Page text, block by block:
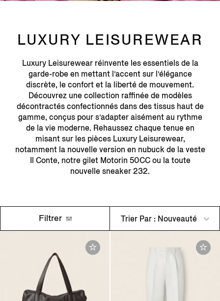
LUXURY LEISUREWEAR
Luxury Leisurewear réinvente les essentiels de la
garde-robe en mettant l’accent sur l’élégance
discrète, le confort et la liberté de mouvement.
Découvrez une collection raffinée de modèles
décontractés confectionnés dans des tissus haut de
gamme, conçus pour s’adapter aisément au rythme
de la vie moderne. Rehaussez chaque tenue en
misant sur les pièces Luxury Leisurewear,
notamment la nouvelle version en nubuck de la veste
Il Conte, notre gilet Motorin 50CC ou la toute
nouvelle sneaker 232.
Filtrer Trier Par : Nouveauté